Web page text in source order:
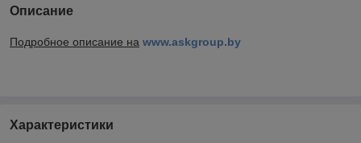
Описание
Подробное описание на www.askgroup.by
Характеристики